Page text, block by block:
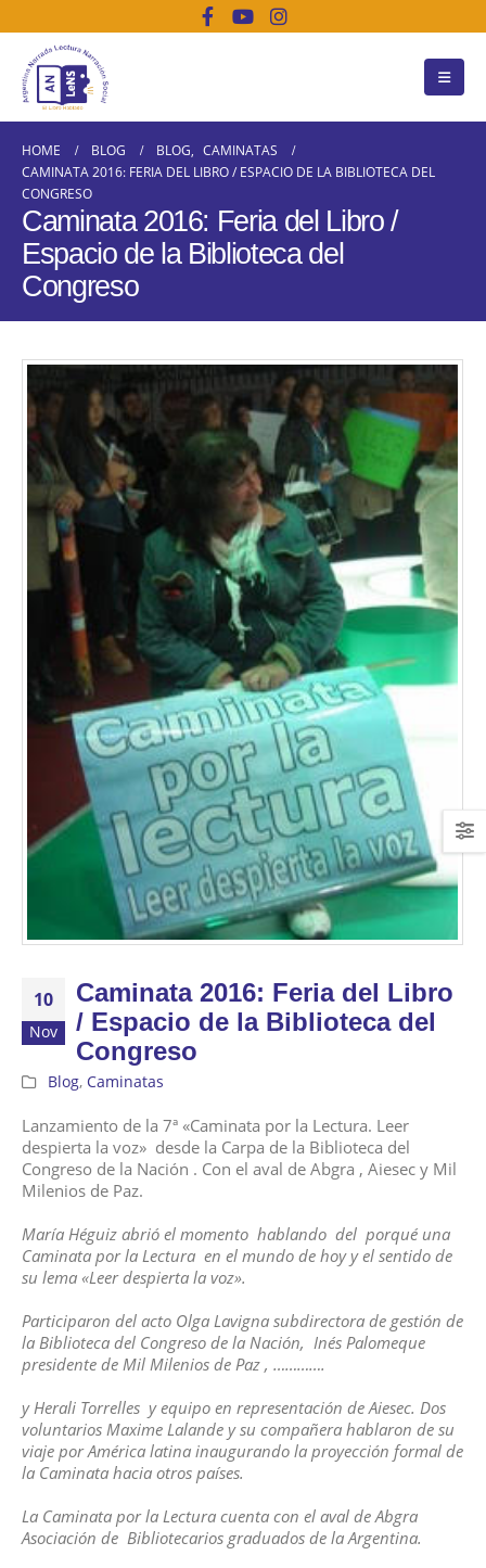
HOME BLOG BLOG, CAMINATAS
CAMINATA 2016: FERIA DEL LIBRO / ESPACIO DE LA BIBLIOTECA DEL
CONGRESO
Caminata 2016: Feria del Libro /
Espacio de la Biblioteca del
Congreso
10
Nov
Caminata 2016: Feria del Libro
/ Espacio de la Biblioteca del
Congreso
Blog, Caminatas
Lanzamiento de la 7ª «Caminata por la Lectura. Leer
despierta la voz» desde la Carpa de la Biblioteca del
Congreso de la Nación . Con el aval de Abgra , Aiesec y Mil
Milenios de Paz.
María Héguiz abrió el momento hablando del porqué una
Caminata por la Lectura en el mundo de hoy y el sentido de
su lema «Leer despierta la voz».
Participaron del acto Olga Lavigna subdirectora de gestión de
la Biblioteca del Congreso de la Nación, Inés Palomeque
presidente de Mil Milenios de Paz , ………….
y Herali Torrelles y equipo en representación de Aiesec. Dos
voluntarios Maxime Lalande y su compañera hablaron de su
viaje por América latina inaugurando la proyección formal de
la Caminata hacia otros países.
La Caminata por la Lectura cuenta con el aval de Abgra
Asociación de Bibliotecarios graduados de la Argentina.